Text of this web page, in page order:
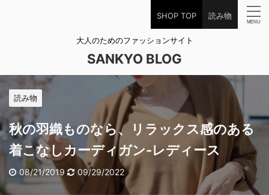
SHOP TOP 読み物
大人のためのファッションサイト
SANKYO BLOG
読み物
秋の羽織ものなら、リラックス感のある
着こなしカーディガン-レディース
08/21/2019 09/29/2022